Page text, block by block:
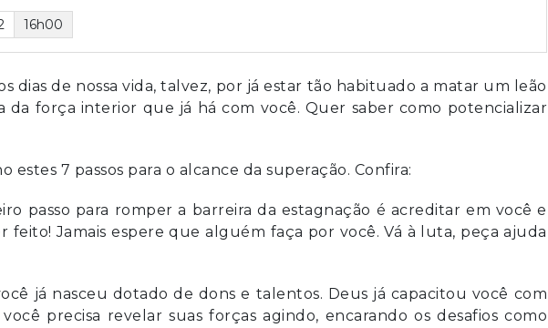
16h00
dias de nossa vida, talvez, por já estar tão habituado a matar um leão
da força interior que já há com você. Quer saber como potencializar
7 passos para o alcance da superação. Confira:
passo para romper a barreira da estagnação é acreditar em você e
feito! Jamais espere que alguém faça por você. Vá à luta, peça ajuda
já nasceu dotado de dons e talentos. Deus já capacitou você com
você precisa revelar suas forças agindo, encarando os desafios como